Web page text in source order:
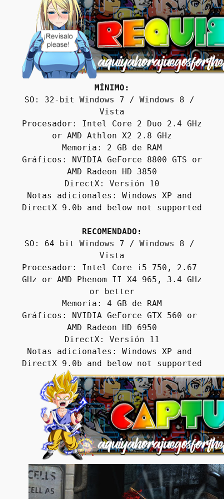
MÍNIMO:
SO: 32-bit Windows 7 / Windows 8 /
Vista
Procesador: Intel Core 2 Duo 2.4 GHz
or AMD Athlon X2 2.8 GHz
Memoria: 2 GB de RAM
Gráficos: NVIDIA GeForce 8800 GTS or
AMD Radeon HD 3850
DirectX: Versión 10
Notas adicionales: Windows XP and
DirectX 9.0b and below not supported
RECOMENDADO:
SO: 64-bit Windows 7 / Windows 8 /
Vista
Procesador: Intel Core i5-750, 2.67
GHz or AMD Phenom II X4 965, 3.4 GHz
or better
Memoria: 4 GB de RAM
Gráficos: NVIDIA GeForce GTX 560 or
AMD Radeon HD 6950
DirectX: Versión 11
Notas adicionales: Windows XP and
DirectX 9.0b and below not supported